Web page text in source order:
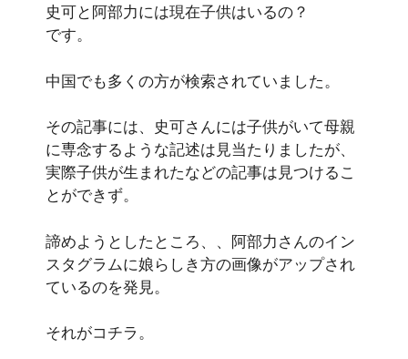
史可と阿部力には現在子供はいるの？
です。
中国でも多くの方が検索されていました。
その記事には、史可さんには子供がいて母親
に専念するような記述は見当たりましたが、
実際子供が生まれたなどの記事は見つけるこ
とができず。
諦めようとしたところ、、阿部力さんのイン
スタグラムに娘らしき方の画像がアップされ
ているのを発見。
それがコチラ。